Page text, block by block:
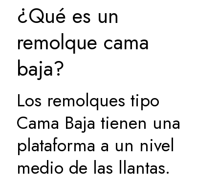
¿Qué es un
remolque cama
baja?
Los remolques tipo
Cama Baja tienen una
plataforma a un nivel
medio de las llantas.